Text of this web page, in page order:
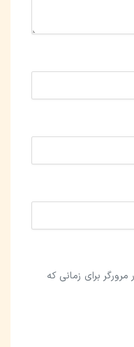
برای زمانی که